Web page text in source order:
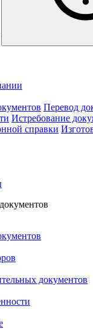
Перевод
Истребование
справки
документов